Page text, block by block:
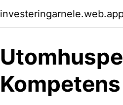
Kompetens